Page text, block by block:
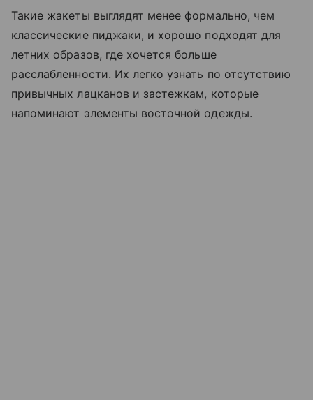
Такие жакеты выглядят менее формально, чем
классические пиджаки, и хорошо подходят для
летних образов, где хочется больше
расслабленности. Их легко узнать по отсутствию
привычных лацканов и застежкам, которые
напоминают элементы восточной одежды.